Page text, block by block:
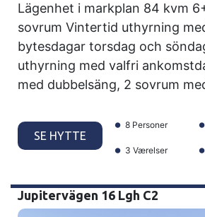
Lägenhet i markplan 84 kvm
sovrum Vintertid uthyrning
bytesdagar torsdag och
uthyrning med valfri
med dubbelsäng, 2 sovrum
SE HYTTE
8 Personer
3 Værelser
Jupitervägen 16 Lgh C2